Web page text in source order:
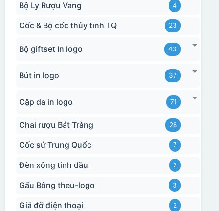
Bộ Ly Rượu Vang 4
Cốc & Bộ cốc thủy tinh TQ 23
Bộ giftset In logo 43
Bút in logo 37
Cặp da in logo 71
Chai rượu Bát Tràng 28
Cốc sứ Trung Quốc 7
Đèn xông tinh dầu 2
Gấu Bông theu-logo 3
Giá đỡ điện thoại 2